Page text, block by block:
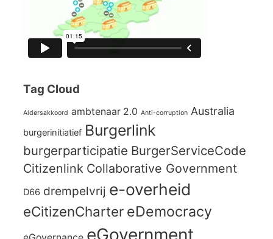
Tag Cloud
Aldersakkoord ambtenaar 2.0 Anti-corruption Australia
burgerinitiatief Burgerlink
burgerparticipatie BurgerServiceCode
Citizenlink Collaborative Government
D66 drempelvrij e-overheid
eCitizenCharter eDemocracy
eGovernment